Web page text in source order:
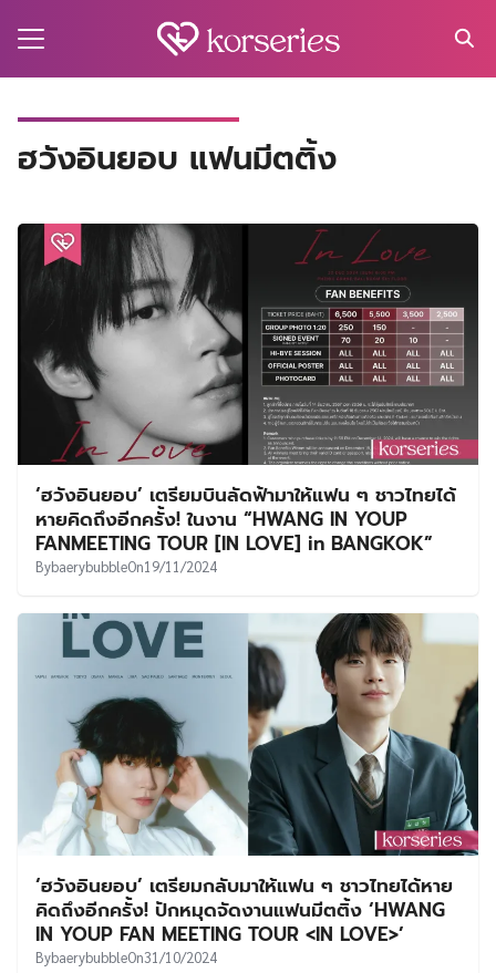
ฮวังอินยอบ แฟนมีตติ้ง
‘ฮวังอินยอบ’ เตรียมบินลัดฟ้ามาให้แฟน ๆ ชาวไทยได้
หายคิดถึงอีกครั้ง! ในงาน “HWANG IN YOUP
FANMEETING TOUR [IN LOVE] in BANGKOK”
BybaerybubbleOn19/11/2024
‘ฮวังอินยอบ’ เตรียมกลับมาให้แฟน ๆ ชาวไทยได้หาย
คิดถึงอีกครั้ง! ปักหมุดจัดงานแฟนมีตติ้ง ‘HWANG
IN YOUP FAN MEETING TOUR <IN LOVE>’
BybaerybubbleOn31/10/2024